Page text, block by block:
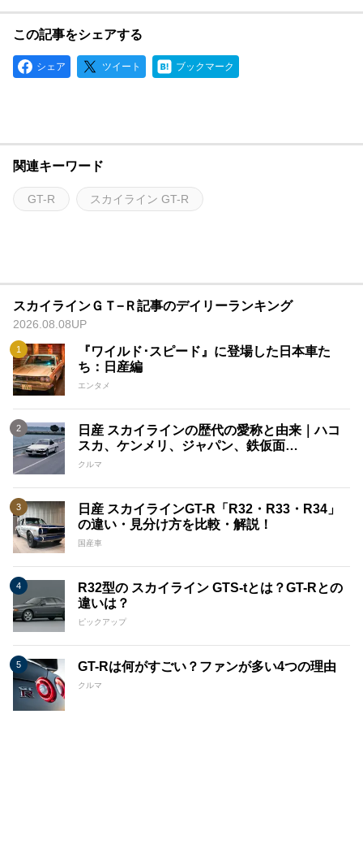
この記事をシェアする
シェア ツイート ブックマーク
関連キーワード
GT-R スカイライン GT-R
スカイラインＧＴ−Ｒ記事のデイリーランキング
2026.08.08UP
『ワイルド･スピード』に登場した日本車た
ち：日産編
エンタメ
日産 スカイラインの歴代の愛称と由来｜ハコ
スカ、ケンメリ、ジャパン、鉄仮面…
クルマ
日産 スカイラインGT-R「R32・R33・R34」
の違い・見分け方を比較・解説！
国産車
R32型の スカイライン GTS-tとは？GT-Rとの
違いは？
ピックアップ
GT-Rは何がすごい？ファンが多い4つの理由
クルマ